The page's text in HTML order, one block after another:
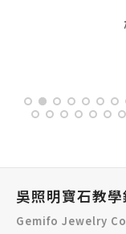
吳照明寶石教
Gemifo Jewelry